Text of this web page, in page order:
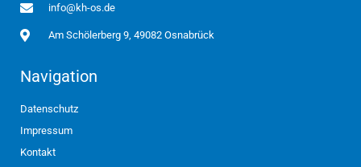
info@kh-os.de
Am Schölerberg 9, 49082 Osnabrück
Navigation
Datenschutz
Impressum
Kontakt